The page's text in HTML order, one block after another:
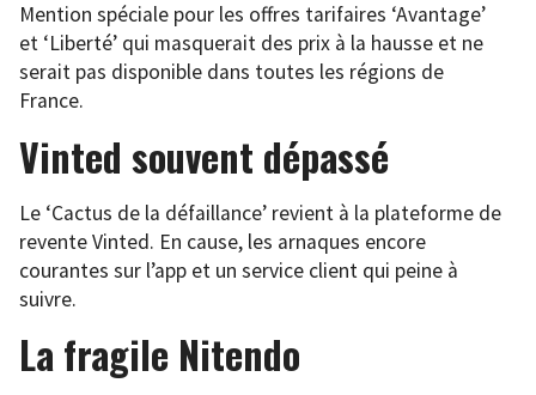
Mention spéciale pour les offres tarifaires ‘Avantage’
et ‘Liberté’ qui masquerait des prix à la hausse et ne
serait pas disponible dans toutes les régions de
France.
Vinted souvent dépassé
Le ‘Cactus de la défaillance’ revient à la plateforme de
revente Vinted. En cause, les arnaques encore
courantes sur l’app et un service client qui peine à
suivre.
La fragile Nitendo